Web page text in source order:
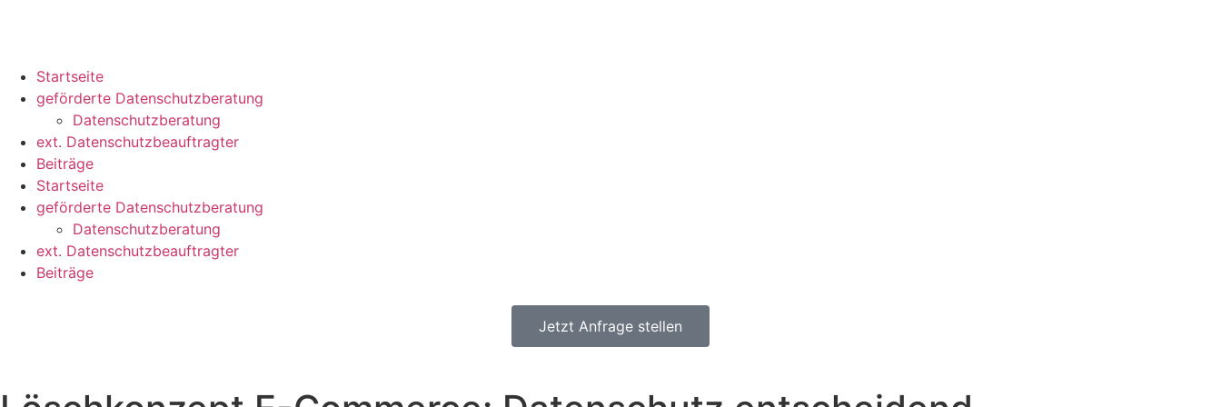
Startseite
geförderte Datenschutzberatung
Datenschutzberatung
ext. Datenschutzbeauftragter
Beiträge
Startseite
geförderte Datenschutzberatung
Datenschutzberatung
ext. Datenschutzbeauftragter
Beiträge
Jetzt Anfrage stellen